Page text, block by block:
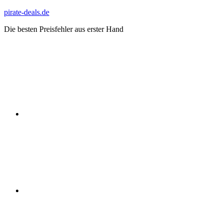
Zum
springen
pirate-deals.de
Die besten Preisfehler aus erster Hand